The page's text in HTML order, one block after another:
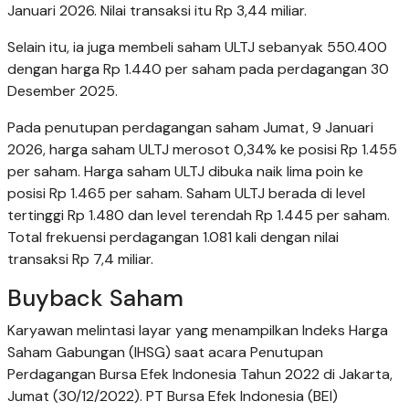
Januari 2026. Nilai transaksi itu Rp 3,44 miliar.
Selain itu, ia juga membeli saham ULTJ sebanyak 550.400
dengan harga Rp 1.440 per saham pada perdagangan 30
Desember 2025.
Pada penutupan perdagangan saham Jumat, 9 Januari
2026, harga saham ULTJ merosot 0,34% ke posisi Rp 1.455
per saham. Harga saham ULTJ dibuka naik lima poin ke
posisi Rp 1.465 per saham. Saham ULTJ berada di level
tertinggi Rp 1.480 dan level terendah Rp 1.445 per saham.
Total frekuensi perdagangan 1.081 kali dengan nilai
transaksi Rp 7,4 miliar.
Buyback Saham
Karyawan melintasi layar yang menampilkan Indeks Harga
Saham Gabungan (IHSG) saat acara Penutupan
Perdagangan Bursa Efek Indonesia Tahun 2022 di Jakarta,
Jumat (30/12/2022). PT Bursa Efek Indonesia (BEI)